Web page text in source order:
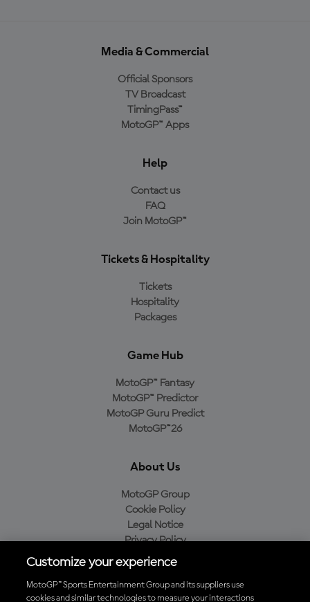
Media & Commercial
Official Sponsors
TV Broadcast
TimingPass™
MotoGP™ Apps
Help
Contact us
FAQ
Join MotoGP™
Tickets & Hospitality
Tickets
Hospitality
Packages
Game Hub
MotoGP™ Fantasy
MotoGP™ Predictor
MotoGP Guru Predict
MotoGP™26
About Us
MotoGP Group
Cookie Policy
Legal Notice
Privacy Policy
Purchase Policy
Customize your experience
MotoGP™ Sports Entertainment Group and its suppliers use
cookies and similar technologies to measure your interactions